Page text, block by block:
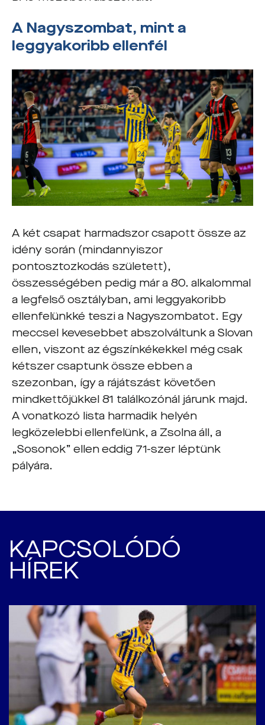
A Nagyszombat, mint a
leggyakoribb ellenfél
A két csapat harmadszor csapott össze az
idény során (mindannyiszor
pontosztozkodás született),
összességében pedig már a 80. alkalommal
a legfelső osztályban, ami leggyakoribb
ellenfelünkké teszi a Nagyszombatot. Egy
meccsel kevesebbet abszolváltunk a Slovan
ellen, viszont az égszínkékekkel még csak
kétszer csaptunk össze ebben a
szezonban, így a rájátszást követően
mindkettőjükkel 81 találkozónál járunk majd.
A vonatkozó lista harmadik helyén
legközelebbi ellenfelünk, a Zsolna áll, a
„Sosonok” ellen eddig 71-szer léptünk
pályára.
KAPCSOLÓDÓ
HÍREK